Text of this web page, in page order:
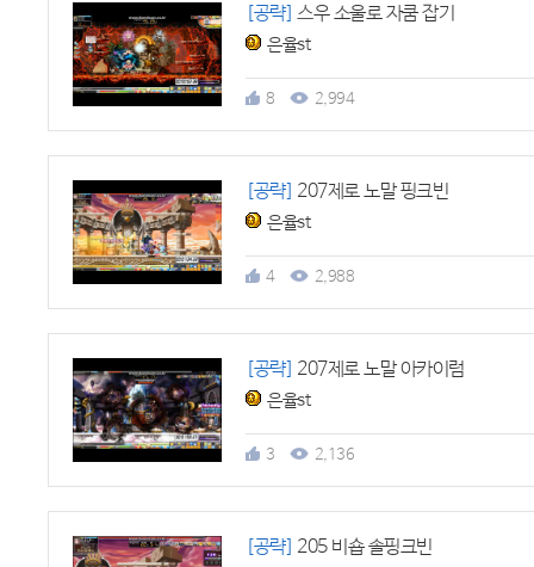
[공략] 스우 소울로 자쿰 잡기
은율st
8 2,994
[공략] 207제로 노말 핑크빈
은율st
4 2,988
[공략] 207제로 노말 아카이럼
은율st
3 2,136
[공략] 205 비숍 솔핑크빈